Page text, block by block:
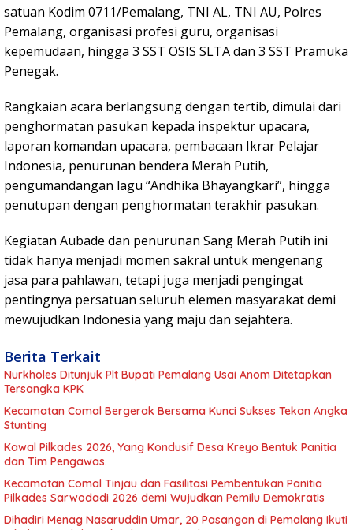
satuan Kodim 0711/Pemalang, TNI AL, TNI AU, Polres
Pemalang, organisasi profesi guru, organisasi
kepemudaan, hingga 3 SST OSIS SLTA dan 3 SST Pramuka
Penegak.
Rangkaian acara berlangsung dengan tertib, dimulai dari
penghormatan pasukan kepada inspektur upacara,
laporan komandan upacara, pembacaan Ikrar Pelajar
Indonesia, penurunan bendera Merah Putih,
pengumandangan lagu “Andhika Bhayangkari”, hingga
penutupan dengan penghormatan terakhir pasukan.
Kegiatan Aubade dan penurunan Sang Merah Putih ini
tidak hanya menjadi momen sakral untuk mengenang
jasa para pahlawan, tetapi juga menjadi pengingat
pentingnya persatuan seluruh elemen masyarakat demi
mewujudkan Indonesia yang maju dan sejahtera.
Berita Terkait
Nurkholes Ditunjuk Plt Bupati Pemalang Usai Anom Ditetapkan
Tersangka KPK
Kecamatan Comal Bergerak Bersama Kunci Sukses Tekan Angka
Stunting
Kawal Pilkades 2026, Yang Kondusif Desa Kreyo Bentuk Panitia
dan Tim Pengawas.
Kecamatan Comal Tinjau dan Fasilitasi Pembentukan Panitia
Pilkades Sarwodadi 2026 demi Wujudkan Pemilu Demokratis
Dihadiri Menag Nasaruddin Umar, 20 Pasangan di Pemalang Ikuti